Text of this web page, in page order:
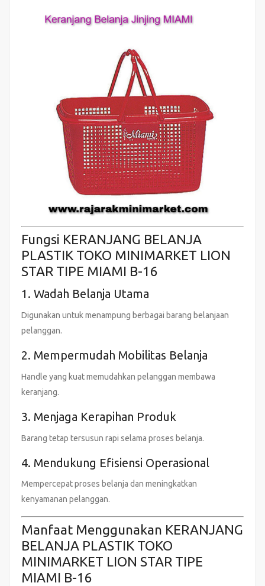
Fungsi KERANJANG BELANJA
PLASTIK TOKO MINIMARKET LION
STAR TIPE MIAMI B-16
1. Wadah Belanja Utama
Digunakan untuk menampung berbagai barang belanjaan
pelanggan.
2. Mempermudah Mobilitas Belanja
Handle yang kuat memudahkan pelanggan membawa
keranjang.
3. Menjaga Kerapihan Produk
Barang tetap tersusun rapi selama proses belanja.
4. Mendukung Efisiensi Operasional
Mempercepat proses belanja dan meningkatkan
kenyamanan pelanggan.
Manfaat Menggunakan KERANJANG
BELANJA PLASTIK TOKO
MINIMARKET LION STAR TIPE
MIAMI B-16